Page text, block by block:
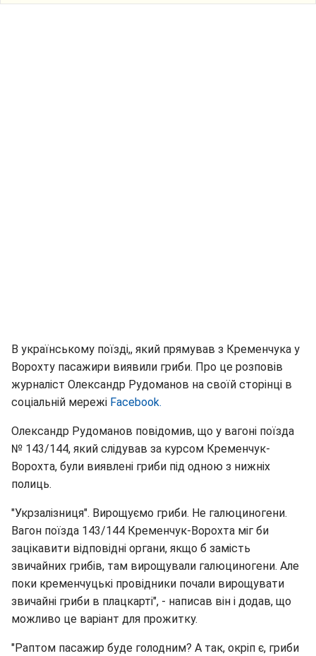
В українському поїзді,, який прямував з Кременчука у
Ворохту пасажири виявили гриби. Про це розповів
журналіст Олександр Рудоманов на своїй сторінці в
соціальній мережі Facebook.
Олександр Рудоманов повідомив, що у вагоні поїзда
№ 143/144, який слідував за курсом Кременчук-
Ворохта, були виявлені гриби під одною з нижніх
полиць.
"Укрзалізниця". Вирощуємо гриби. Не галюциногени.
Вагон поїзда 143/144 Кременчук-Ворохта міг би
зацікавити відповідні органи, якщо б замість
звичайних грибів, там вирощували галюциногени. Але
поки кременчуцькі провідники почали вирощувати
звичайні гриби в плацкарті", - написав він і додав, що
можливо це варіант для прожитку.
"Раптом пасажир буде голодним? А так, окріп є, гриби